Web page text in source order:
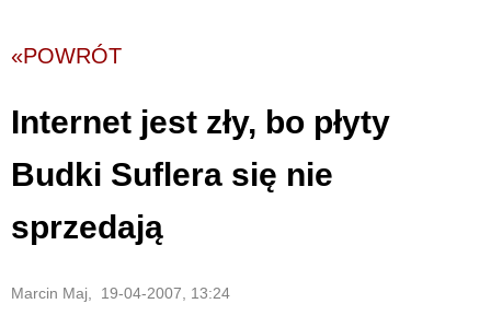
«POWRÓT
Internet jest zły, bo płyty
Budki Suflera się nie
sprzedają
Marcin Maj, 19-04-2007, 13:24